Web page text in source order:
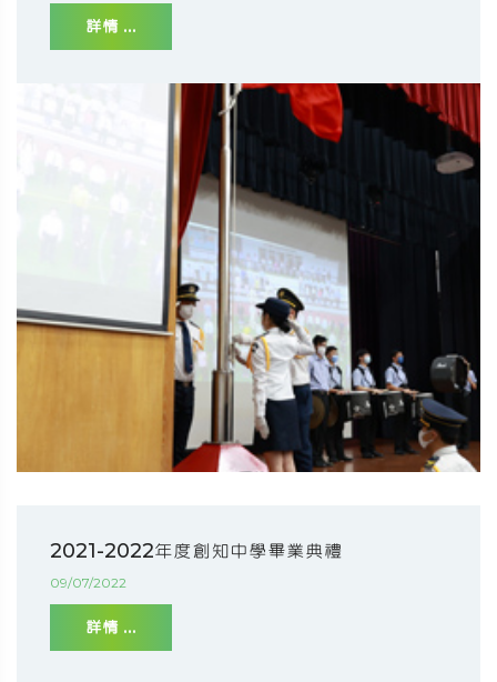
詳情 ...
2021-2022年度創知中學畢業典禮
09/07/2022
詳情 ...